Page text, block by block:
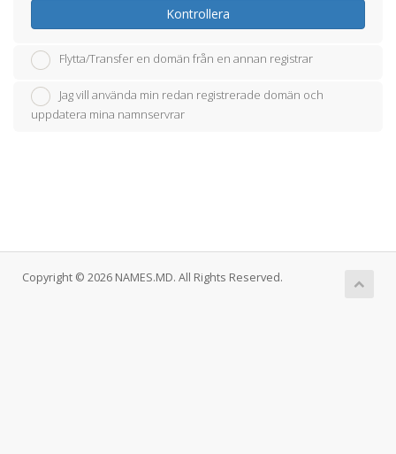
Kontrollera
Flytta/Transfer en domän från en annan registrar
Jag vill använda min redan registrerade domän och
uppdatera mina namnservrar
Copyright © 2026 NAMES.MD. All Rights Reserved.